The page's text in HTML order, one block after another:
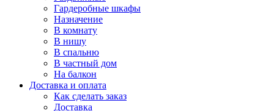
Гардеробные шкафы
Назначение
В комнату
В нишу
В спальню
В частный дом
На балкон
Доставка и оплата
Как сделать заказ
Доставка